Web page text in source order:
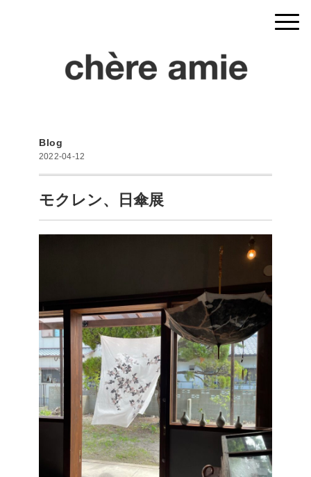
Blog
2022-04-12
モクレン、日傘展